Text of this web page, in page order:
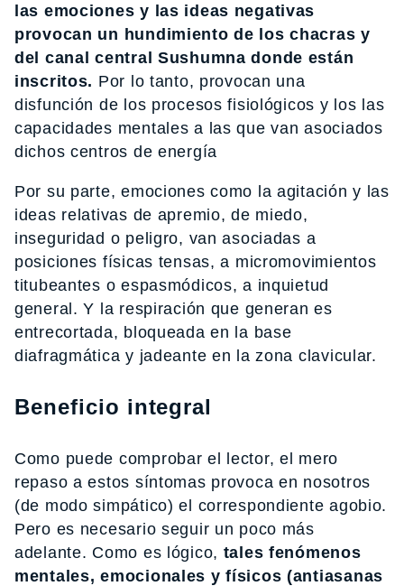
las emociones y las ideas negativas
provocan un hundimiento de los chacras y
del canal central Sushumna donde están
inscritos. Por lo tanto, provocan una
disfunción de los procesos fisiológicos y los las
capacidades mentales a las que van asociados
dichos centros de energía
Por su parte, emociones como la agitación y las
ideas relativas de apremio, de miedo,
inseguridad o peligro, van asociadas a
posiciones físicas tensas, a micromovimientos
titubeantes o espasmódicos, a inquietud
general. Y la respiración que generan es
entrecortada, bloqueada en la base
diafragmática y jadeante en la zona clavicular.
Beneficio integral
Como puede comprobar el lector, el mero
repaso a estos síntomas provoca en nosotros
(de modo simpático) el correspondiente agobio.
Pero es necesario seguir un poco más
adelante. Como es lógico, tales fenómenos
mentales, emocionales y físicos (antiasanas